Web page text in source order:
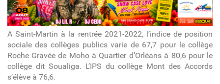
A Saint-Martin à la rentrée 2021-2022, l’indice de position
sociale des collèges publics varie de 67,7 pour le collège
Roche Gravée de Moho à Quartier d’Orléans à 80,6 pour le
collège dit Soualiga. L’IPS du collège Mont des Accords
s’élève à 76,6.